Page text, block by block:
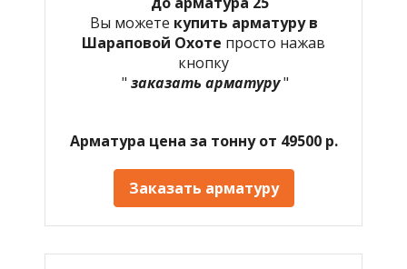
Вы можете купить арматуру в
Шараповой Охоте просто нажав
кнопку
" заказать арматуру"
Арматура цена за тонну от 49500 р.
Заказать арматуру